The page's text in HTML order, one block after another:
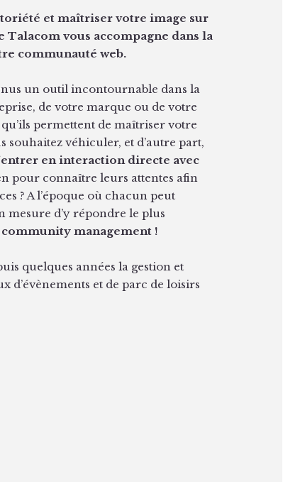
et maîtriser votre image sur
Talacom vous accompagne dans la
communauté web.
un outil incontournable dans la
de votre marque ou de votre
permettent de maîtriser votre
souhaitez véhiculer, et d’autre part,
en interaction directe avec
pour connaître leurs attentes afin
? A l’époque où chacun peut
mesure d’y répondre le plus
community management !
quelques années la gestion et
d’évènements et de parc de loisirs